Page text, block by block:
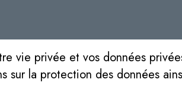
vie privée et vos données
sur la protection des données